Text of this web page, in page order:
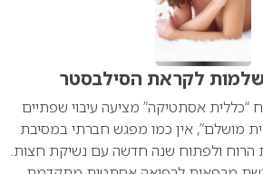
לקראת הסילבסטר
“כללית אסתטיקה” מציעה עיבוי שפתיים
מושלם”, אין כמו מפגש חברתי במסיבת
הרוח ולפתוח שנה חדשה עם נשיקת חצות.